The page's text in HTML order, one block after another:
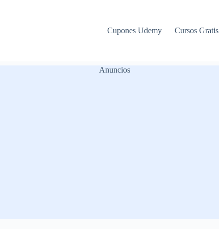
Cupones Udemy Cursos Gratis
Anuncios